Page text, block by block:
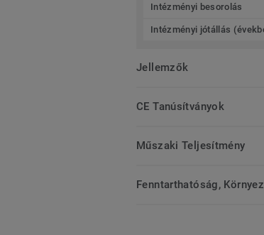
Intézményi besorolás
Intézményi jótállás
Jellemzők
CE Tanúsítványok
Műszaki Teljesítmény
Fenntarthatóság,